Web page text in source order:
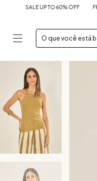
60% OFF FRETE GRÁTIS